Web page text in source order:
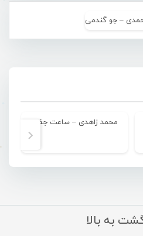
محمد زاهدی – ساعت جفت
به بالا